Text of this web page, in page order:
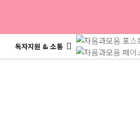
독자지원 & 소통